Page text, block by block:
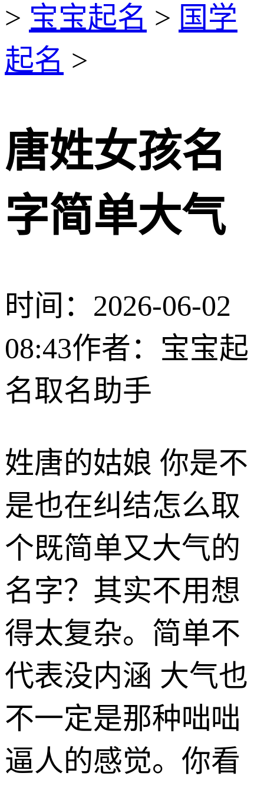
> 宝宝起名 > 国学
起名 >
唐姓女孩名
字简单大气
时间：2026-06-02
08:43作者：宝宝起
名取名助手
姓唐的姑娘 你是不
是也在纠结怎么取
个既简单又大气的
名字？其实不用想
得太复杂。简单不
代表没内涵 大气也
不一定是那种咄咄
逼人的感觉。你看